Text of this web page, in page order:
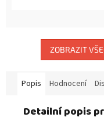
ZOBRAZIT
Popis Hodnocení
Detailní popis